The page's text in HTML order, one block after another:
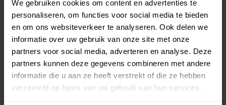
We gebruiken cookies om content en advertenties te
personaliseren, om functies voor social media te bieden
en om ons websiteverkeer te analyseren. Ook delen we
informatie over uw gebruik van onze site met onze
partners voor social media, adverteren en analyse. Deze
partners kunnen deze gegevens combineren met andere
informatie die u aan ze heeft verstrekt of die ze hebben
verzameld op basis van uw gebruik van hun services.
Veilig betalen met Klarna of Paypal
30 dagen retourrecht
Art number:49861
PRODUCTBESCHRIJVING
Leer bandje met diamanten voor Samsung Galaxy Watch 4 40mm.
Geschikt voor: